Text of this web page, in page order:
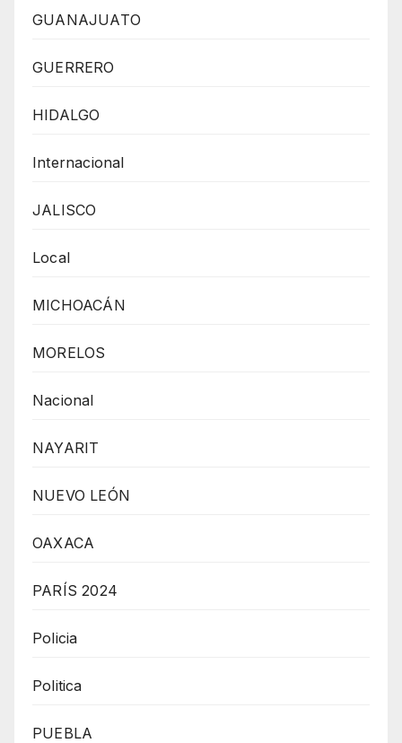
GUANAJUATO
GUERRERO
HIDALGO
Internacional
JALISCO
Local
MICHOACÁN
MORELOS
Nacional
NAYARIT
NUEVO LEÓN
OAXACA
PARÍS 2024
Policia
Politica
PUEBLA